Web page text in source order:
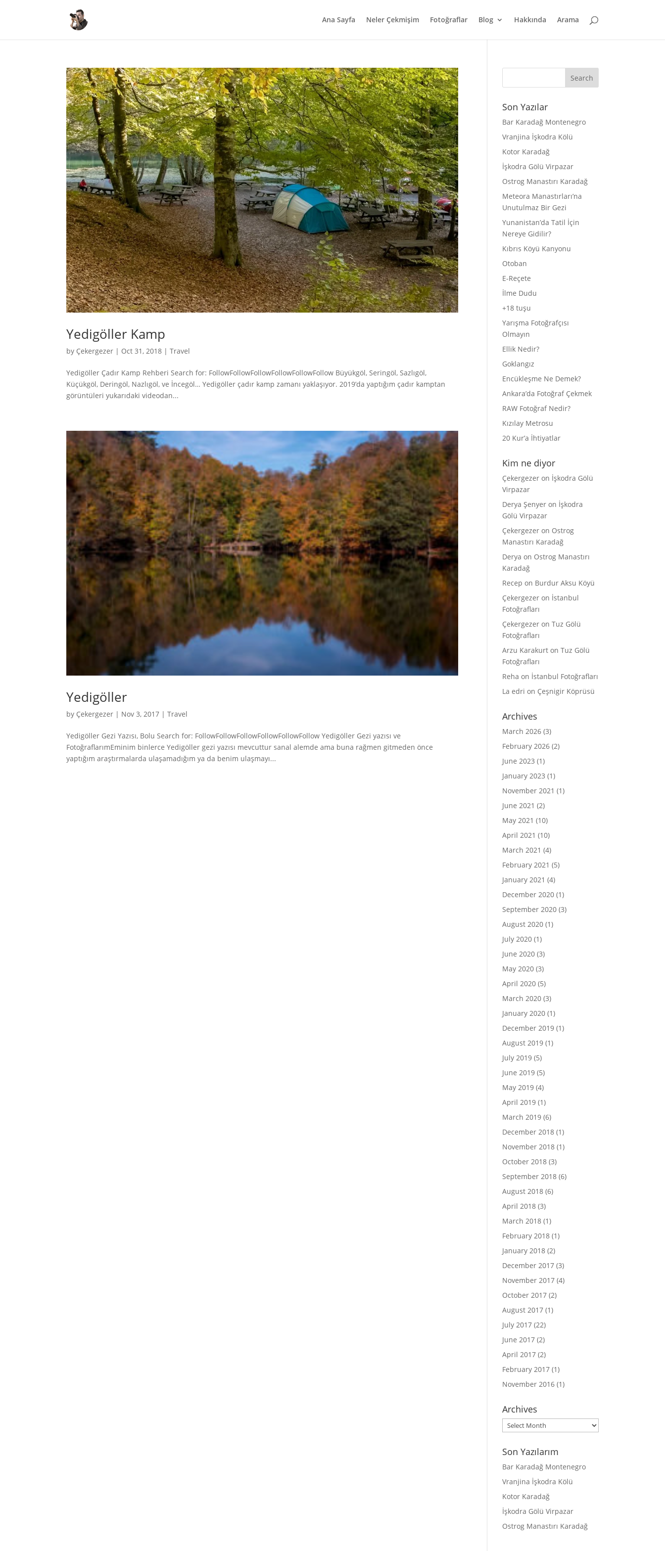
Ana Sayfa Neler Çekmişim Fotoğraflar Blog Hakkında Arama
Yedigöller Kamp
by Çekergezer | Oct 31, 2018 |Travel
Yedigöller Çadır Kamp Rehberi Search for: FollowFollowFollowFollowFollowFollow Büyükgöl, Seringöl, Sazlıgöl,
Küçükgöl, Deringöl, Nazlıgöl, ve İncegöl… Yedigöller çadır kamp zamanı yaklaşıyor. 2019’da yaptığım çadır kamptan
görüntüleri yukarıdaki videodan...
Yedigöller
by Çekergezer | Nov 3, 2017 |Travel
Yedigöller Gezi Yazısı, Bolu Search for: FollowFollowFollowFollowFollowFollow Yedigöller Gezi yazısı ve
FotoğraflarımEminim binlerce Yedigöller gezi yazısı mevcuttur sanal alemde ama buna rağmen gitmeden önce
yaptığım araştırmalarda ulaşamadığım ya da benim ulaşmayı...
Son Yazılar
Bar Karadağ Montenegro
Vranjina İşkodra Kölü
Kotor Karadağ
İşkodra Gölü Virpazar
Ostrog Manastırı Karadağ
Meteora Manastırları’na
Unutulmaz Bir Gezi
Yunanistan’da Tatil İçin
Nereye Gidilir?
Kıbrıs Köyü Kanyonu
Otoban
E-Reçete
İlme Dudu
+18 tuşu
Yarışma Fotoğrafçısı
Olmayın
Ellik Nedir?
Goklangız
Encükleşme Ne Demek?
Ankara’da Fotoğraf Çekmek
RAW Fotoğraf Nedir?
Kızılay Metrosu
20 Kur’a İhtiyatlar
Kim ne diyor
Çekergezer on İşkodra Gölü
Virpazar
Derya Şenyer on İşkodra
Gölü Virpazar
Çekergezer on Ostrog
Manastırı Karadağ
Derya on Ostrog Manastırı
Karadağ
Recep on Burdur Aksu Köyü
Çekergezer on İstanbul
Fotoğrafları
Çekergezer onTuz Gölü
Fotoğrafları
Arzu Karakurt onTuz Gölü
Fotoğrafları
Reha on İstanbul Fotoğrafları
La edri on Çeşnigir Köprüsü
Archives
March 2026 (3)
February 2026 (2)
June 2023 (1)
January 2023 (1)
November 2021 (1)
June 2021 (2)
May 2021 (10)
April 2021 (10)
March 2021 (4)
February 2021 (5)
January 2021 (4)
December 2020 (1)
September 2020 (3)
August 2020 (1)
July 2020 (1)
June 2020 (3)
May 2020 (3)
April 2020 (5)
March 2020 (3)
January 2020 (1)
December 2019 (1)
August 2019 (1)
July 2019 (5)
June 2019 (5)
May 2019 (4)
April 2019 (1)
March 2019 (6)
December 2018 (1)
November 2018 (1)
October 2018 (3)
September 2018 (6)
August 2018 (6)
April 2018 (3)
March 2018 (1)
February 2018 (1)
January 2018 (2)
December 2017 (3)
November 2017 (4)
October 2017 (2)
August 2017 (1)
July 2017 (22)
June 2017 (2)
April 2017 (2)
February 2017 (1)
November 2016 (1)
Archives
Archives
Son Yazılarım
Bar Karadağ Montenegro
Vranjina İşkodra Kölü
Kotor Karadağ
İşkodra Gölü Virpazar
Ostrog Manastırı Karadağ